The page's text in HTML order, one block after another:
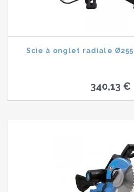
Scie à onglet radiale Ø255
340,13 €